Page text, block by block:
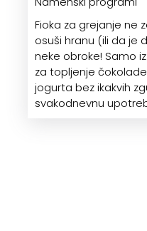
Fioka za grejanje ne
osuši hranu (ili da je
neke obroke! Samo
za topljenje
jogurta bez ikakvih
svakodnevnu